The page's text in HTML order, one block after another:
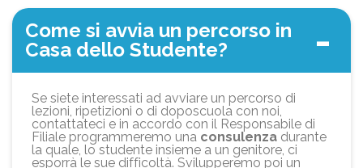
Come si avvia un percorso in
Casa dello Studente?
Se siete interessati ad avviare un percorso di
lezioni, ripetizioni o di doposcuola con noi,
contattateci e in accordo con il Responsabile di
Filiale programmeremo una consulenza durante
la quale, lo studente insieme a un genitore, ci
esporrà le sue difficoltà. Svilupperemo poi un